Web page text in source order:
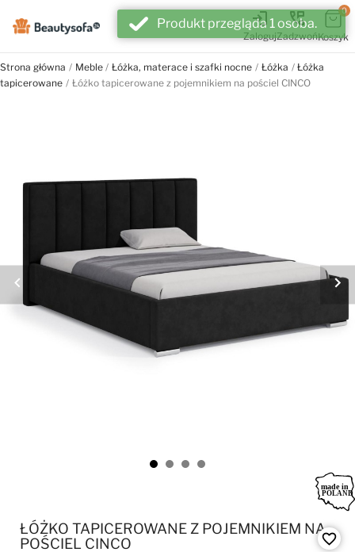
login
Zaloguj
perm_phone_msg
Zadzwoń
0
Koszyk
Strona główna Meble Łóżka, materace i szafki nocne Łóżka
Łóżka
tapicerowane
Łóżko tapicerowane z pojemnikiem na pościel CINCO
ŁÓŻKO TAPICEROWANE Z POJEMNIKIEM NA
POŚCIEL CINCO
favorite_border
Produkt przegląda 1 osoba.